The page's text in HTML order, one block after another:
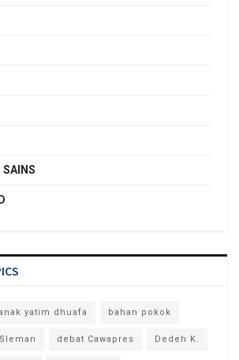
SAINS
yatim dhuafa bahan pokok
debat Cawapres Dedeh K.